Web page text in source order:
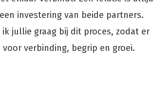
investering van beide partners.
jullie graag bij dit proces, zodat er
verbinding, begrip en groei.